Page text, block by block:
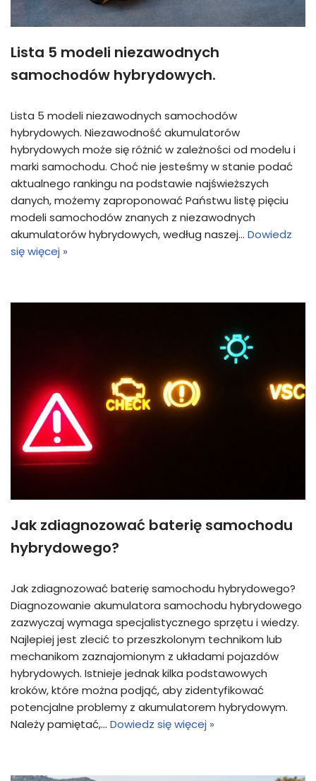
Lista 5 modeli niezawodnych
samochodów hybrydowych.
Lista 5 modeli niezawodnych samochodów
hybrydowych. Niezawodność akumulatorów
hybrydowych może się różnić w zależności od modelu i
marki samochodu. Choć nie jesteśmy w stanie podać
aktualnego rankingu na podstawie najświeższych
danych, możemy zaproponować Państwu listę pięciu
modeli samochodów znanych z niezawodnych
akumulatorów hybrydowych, według naszej… Dowiedz
się więcej »
Jak zdiagnozować baterię samochodu
hybrydowego?
Jak zdiagnozować baterię samochodu hybrydowego?
Diagnozowanie akumulatora samochodu hybrydowego
zazwyczaj wymaga specjalistycznego sprzętu i wiedzy.
Najlepiej jest zlecić to przeszkolonym technikom lub
mechanikom zaznajomionym z układami pojazdów
hybrydowych. Istnieje jednak kilka podstawowych
kroków, które można podjąć, aby zidentyfikować
potencjalne problemy z akumulatorem hybrydowym.
Należy pamiętać,… Dowiedz się więcej »